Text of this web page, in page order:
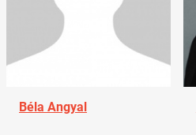
Béla Angyal